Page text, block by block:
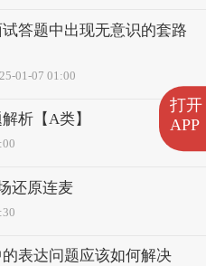
打开
APP
试答题中出现无意识的套路
01-07 01:00
析【A类】
还原连麦
的表达问题应该如何解决